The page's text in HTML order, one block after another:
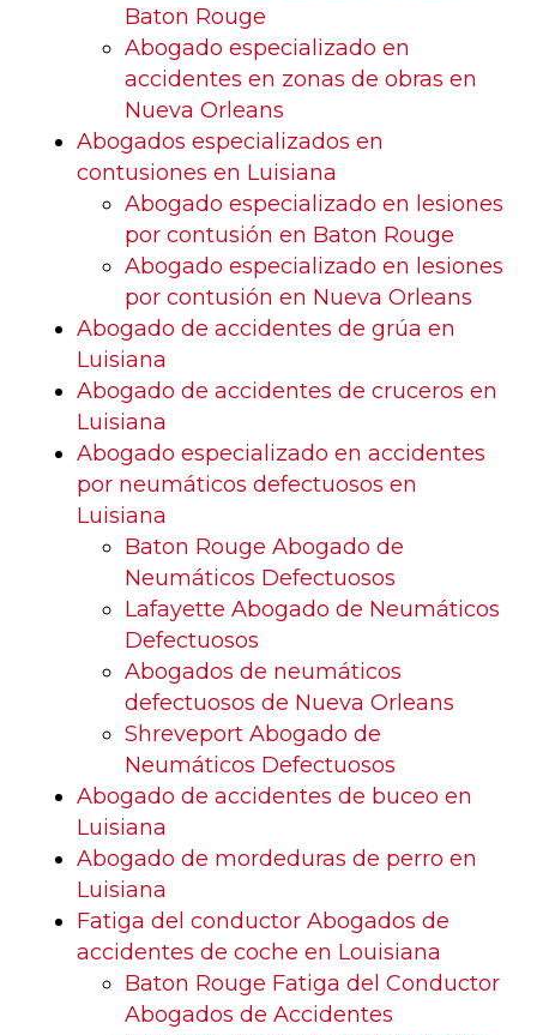
Baton Rouge
Abogado especializado en
accidentes en zonas de obras en
Nueva Orleans
Abogados especializados en
contusiones en Luisiana
Abogado especializado en lesiones
por contusión en Baton Rouge
Abogado especializado en lesiones
por contusión en Nueva Orleans
Abogado de accidentes de grúa en
Luisiana
Abogado de accidentes de cruceros en
Luisiana
Abogado especializado en accidentes
por neumáticos defectuosos en
Luisiana
Baton Rouge Abogado de
Neumáticos Defectuosos
Lafayette Abogado de Neumáticos
Defectuosos
Abogados de neumáticos
defectuosos de Nueva Orleans
Shreveport Abogado de
Neumáticos Defectuosos
Abogado de accidentes de buceo en
Luisiana
Abogado de mordeduras de perro en
Luisiana
Fatiga del conductor Abogados de
accidentes de coche en Louisiana
Baton Rouge Fatiga del Conductor
Abogados de Accidentes